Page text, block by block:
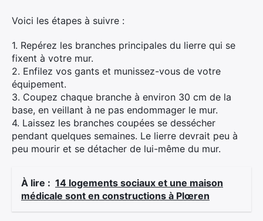
Voici les étapes à suivre :
1. Repérez les branches principales du lierre qui se
fixent à votre mur.
2. Enfilez vos gants et munissez-vous de votre
équipement.
3. Coupez chaque branche à environ 30 cm de la
base, en veillant à ne pas endommager le mur.
4. Laissez les branches coupées se dessécher
pendant quelques semaines. Le lierre devrait peu à
peu mourir et se détacher de lui-même du mur.
À lire : 14 logements sociaux et une maison
médicale sont en constructions à Plœren
Rechercher
: